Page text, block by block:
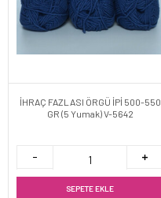
İHRAÇ FAZLASI ÖRGÜ İPİ 500-550
GR (5 Yumak) V-5642
SEPETE EKLE